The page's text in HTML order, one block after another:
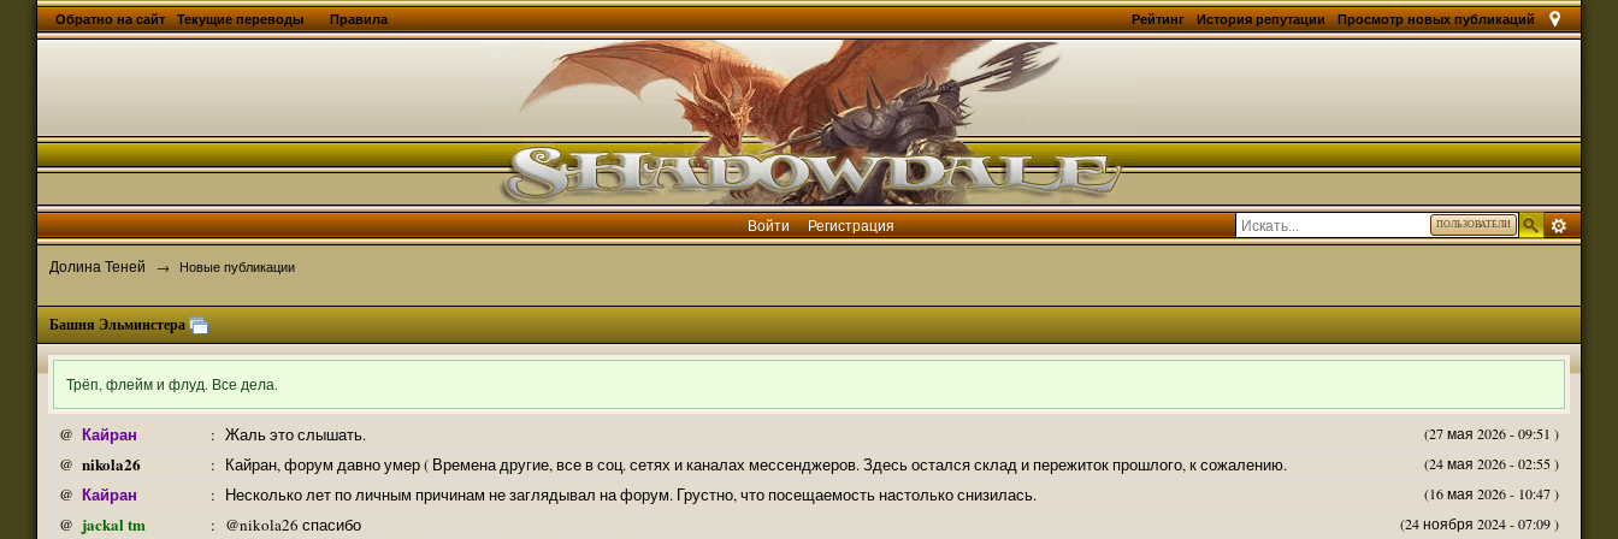
Просмотр новых публикаций
Обратно на сайт Текущие переводы История репутации
Рейтинг
Правила
ПОЛЬЗОВАТЕЛИ
Войти Регистрация
Долина Теней → Новые публикации
Башня Эльминстера
Трёп, флейм и флуд. Все дела.
@ Кайран : (27 мая 2026 - 09:51 )
Жаль это слышать.
@ nikola26 : (24 мая 2026 - 02:55 )
Кайран, форум давно умер ( Времена другие, все в соц. сетях и каналах мессенджеров. Здесь остался склад и пережиток прошлого, к сожалению.
@ Кайран : (16 мая 2026 - 10:47 )
Несколько лет по личным причинам не заглядывал на форум. Грустно, что посещаемость настолько снизилась.
@ jackal tm : (24 ноября 2024 - 07:09 )
@nikola26 спасибо